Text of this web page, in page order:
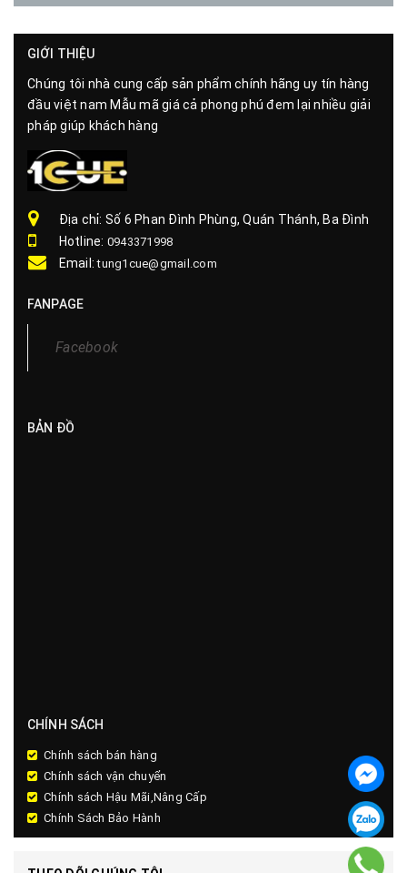
GIỚI THIỆU
Chúng tôi nhà cung cấp sản phẩm chính hãng uy tín hàng
đầu việt nam Mẫu mã giá cả phong phú đem lại nhiều giải
pháp giúp khách hàng
Địa chỉ: Số 6 Phan Đình Phùng, Quán Thánh, Ba Đình
Hotline: 0943371998
Email:tung1cue@gmail.com
FANPAGE
Facebook
BẢN ĐỒ
CHÍNH SÁCH
Chính sách bán hàng
Chính sách vận chuyển
Chính sách Hậu Mãi,Nâng Cấp
Chính Sách Bảo Hành